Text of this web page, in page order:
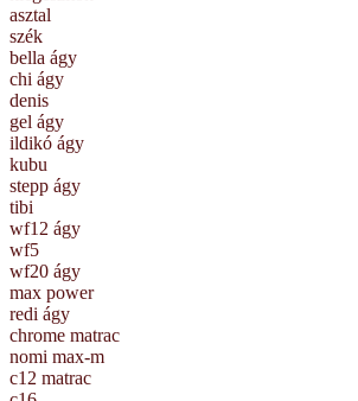
asztal
szék
bella ágy
chi ágy
denis
gel ágy
ildikó ágy
kubu
stepp ágy
tibi
wf12 ágy
wf5
wf20 ágy
max power
redi ágy
chrome matrac
nomi max-m
c12 matrac